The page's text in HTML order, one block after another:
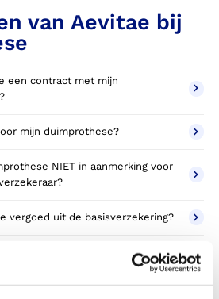
van Aevitae bij
een contract met mijn
mijn duimprothese?
NIET in aanmerking voor
vergoed uit de basisverzekering?
vergoed vanuit een aanvullende